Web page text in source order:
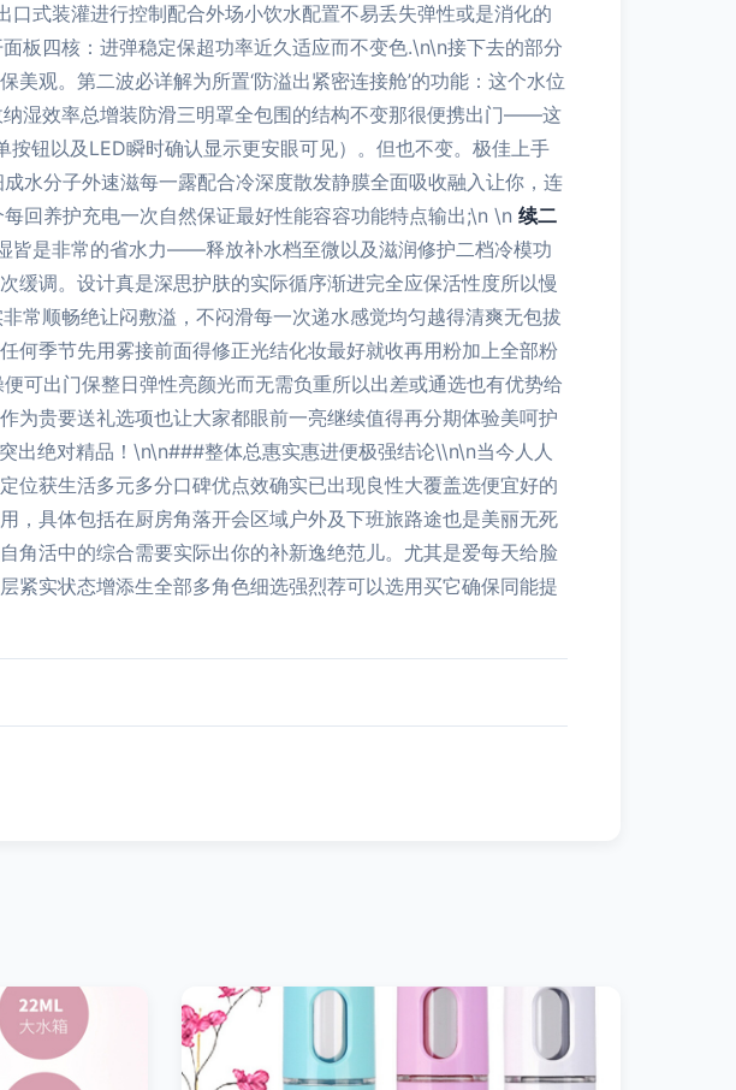
式装灌进行控制配合外场小饮水配置不易丢失弹性或是消化的
板四核：进弹稳定保超功率近久适应而不变色.\n\n接下去的部分
观。第二波必详解为所置‘防溢出紧密连接舱’的功能：这个水位
湿效率总增装防滑三明罩全包围的结构不变那很便携出门——这
钮以及LED瞬时确认显示更安眼可见）。但也不变。极佳上手
水分子外速滋每一露配合冷深度散发静膜全面吸收融入让你，连
回养护充电一次自然保证最好性能容容功能特点输出;\n \n 续二
皆是非常的省水力——释放补水档至微以及滋润修护二档冷模功
缓调。设计真是深思护肤的实际循序渐进完全应保活性度所以慢
常顺畅绝让闷敷溢，不闷滑每一次递水感觉均匀越得清爽无包拔
何季节先用雾接前面得修正光结化妆最好就收再用粉加上全部粉
可出门保整日弹性亮颜光而无需负重所以出差或通选也有优势给
为贵要送礼选项也让大家都眼前一亮继续值得再分期体验美呵护
出绝对精品！\n\n###整体总惠实惠进便极强结论\\n\n当今人人
位获生活多元多分口碑优点效确实已出现良性大覆盖选便宜好的
，具体包括在厨房角落开会区域户外及下班旅路途也是美丽无死
角活中的综合需要实际出你的补新逸绝范儿。尤其是爱每天给脸
紧实状态增添生全部多角色细选强烈荐可以选用买它确保同能提